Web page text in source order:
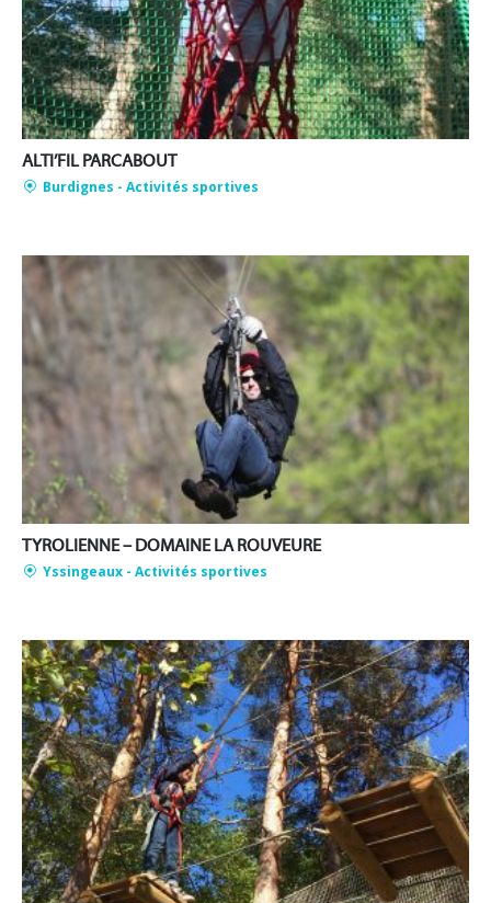
ALTI’FIL PARCABOUT
Burdignes - Activités sportives
TYROLIENNE – DOMAINE LA ROUVEURE
Yssingeaux - Activités sportives